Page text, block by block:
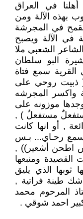
في العراق
بهذه الآلة ومن
في المجرشة
الآلة ويصبح
الشعبي ملا
1946) من عشيرة البو سلطان
القرية سمع فتاة
ذبيت روحي على
واكسر المجرشه
موزونه على
مستفعلٌ ) ,
, أو انها كانت
رحـاي... بـس
اطحن أشعير)) ,
ومنبعها
ثوبها الذي يليق
شك طينة فراتية ,
المرحوم محمد
احمد شوقي .